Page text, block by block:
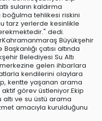
suların kaldırma
boğulma tehlikesi riskini
tarz yerlerde kesinlikle
dedi.
Büyükşehir
çatısı altında
Belediyesi Su Altı
gelen ihbarlara
kendilerini olaylara
kentte yaşanan arama
görev üstleniyor.Ekip
ve su üstü arama
amacıyla kurulduğunu